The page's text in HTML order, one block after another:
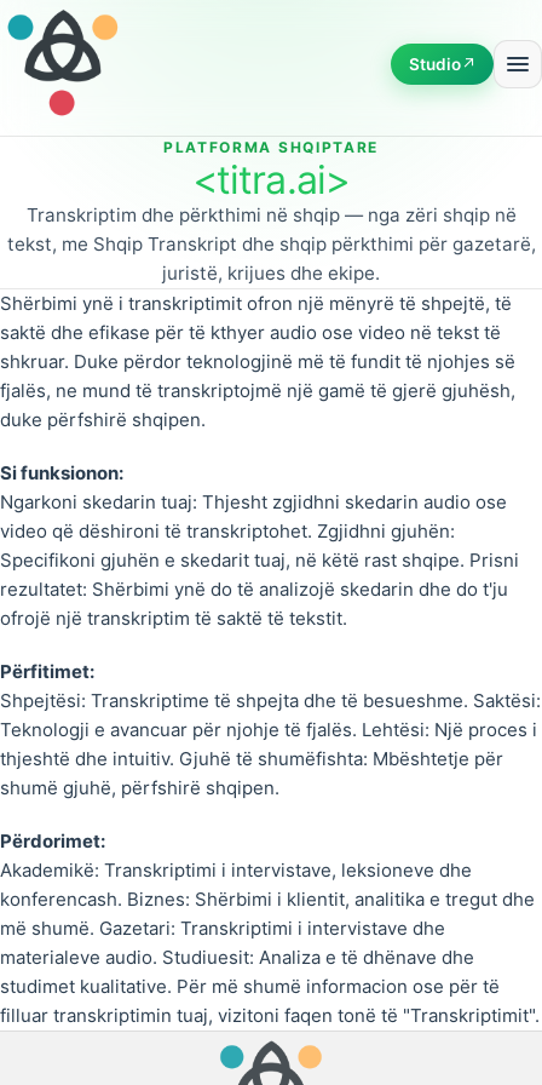
Studio↗
PLATFORMA SHQIPTARE
<titra.ai>
Transkriptim dhe përkthimi në shqip — nga zëri shqip në
tekst, me Shqip Transkript dhe shqip përkthimi për gazetarë,
juristë, krijues dhe ekipe.
Shërbimi ynë i transkriptimit ofron një mënyrë të shpejtë, të
saktë dhe efikase për të kthyer audio ose video në tekst të
shkruar. Duke përdor teknologjinë më të fundit të njohjes së
fjalës, ne mund të transkriptojmë një gamë të gjerë gjuhësh,
duke përfshirë shqipen.
Si funksionon:
Ngarkoni skedarin tuaj: Thjesht zgjidhni skedarin audio ose
video që dëshironi të transkriptohet. Zgjidhni gjuhën:
Specifikoni gjuhën e skedarit tuaj, në këtë rast shqipe. Prisni
rezultatet: Shërbimi ynë do të analizojë skedarin dhe do t'ju
ofrojë një transkriptim të saktë të tekstit.
Përfitimet:
Shpejtësi: Transkriptime të shpejta dhe të besueshme. Saktësi:
Teknologji e avancuar për njohje të fjalës. Lehtësi: Një proces i
thjeshtë dhe intuitiv. Gjuhë të shumëfishta: Mbështetje për
shumë gjuhë, përfshirë shqipen.
Përdorimet:
Akademikë: Transkriptimi i intervistave, leksioneve dhe
konferencash. Biznes: Shërbimi i klientit, analitika e tregut dhe
më shumë. Gazetari: Transkriptimi i intervistave dhe
materialeve audio. Studiuesit: Analiza e të dhënave dhe
studimet kualitative. Për më shumë informacion ose për të
filluar transkriptimin tuaj, vizitoni faqen tonë të "Transkriptimit".